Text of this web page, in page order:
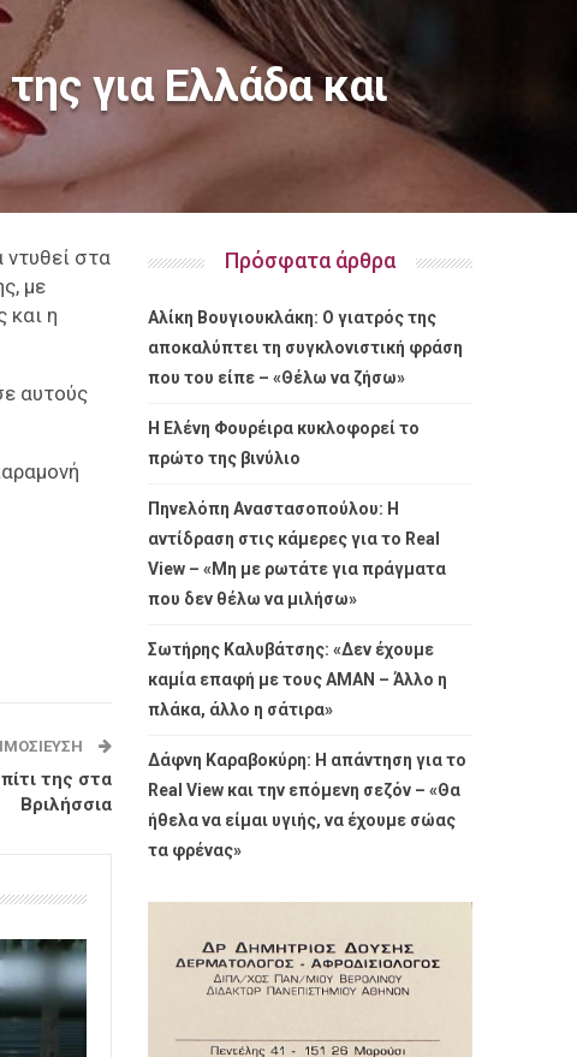
για Ελλάδα και
στα
με
και η
αυτούς
της στα
Βριλήσσια
Πρόσφατα άρθρα
Αλίκη Βουγιουκλάκη: Ο γιατρός της
αποκαλύπτει τη συγκλονιστική φράση
που του είπε – «Θέλω να ζήσω»
Η Ελένη Φουρέιρα κυκλοφορεί το
πρώτο της βινύλιο
Πηνελόπη Αναστασοπούλου: Η
αντίδραση στις κάμερες για το Real
View – «Μη με ρωτάτε για πράγματα
που δεν θέλω να μιλήσω»
Σωτήρης Καλυβάτσης: «Δεν έχουμε
καμία επαφή με τους ΑΜΑΝ – Άλλο η
πλάκα, άλλο η σάτιρα»
Δάφνη Καραβοκύρη: Η απάντηση για το
Real View και την επόμενη σεζόν – «Θα
ήθελα να είμαι υγιής, να έχουμε σώας
τα φρένας»